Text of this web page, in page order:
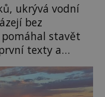
ukrývá vodní
bez
stavět
texty a
ale
už tisíce let.
obyčejnou kulisu